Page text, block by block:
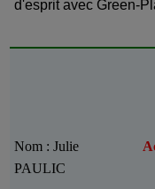
d'esprit avec Green-
Nom : Julie
PAULIC